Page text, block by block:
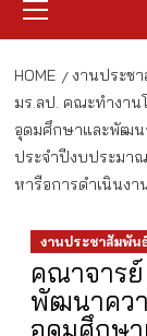
Menu
HOME งานประช
มร.ลป. คณะทำงาน
อุดมศึกษาและพัฒนา
ประจำปีงบประมา
หารือการดำเนินง
งานประชาสัมพัน
คณาจารย์
พัฒนาคว
อุดมศึกษ